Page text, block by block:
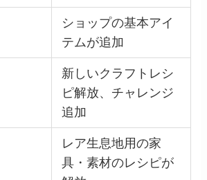
ショップの基本アイ
テムが追加
新しいクラフトレシ
ピ解放、チャレンジ
追加
レア生息地用の家
具・素材のレシピが